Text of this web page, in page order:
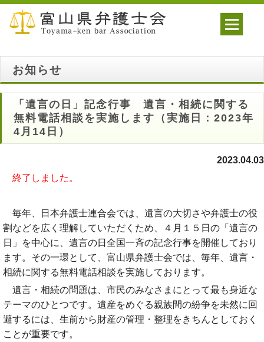
お知らせ
「遺言の日」記念行事 遺言・相続に関する
無料電話相談を実施します（実施日：2023年
4月14日）
2023.04.03
終了しました。
毎年、日本弁護士連合会では、遺言の大切さや弁護士の役
割などを広く理解していただくため、４月１５日の「遺言の
日」を中心に、遺言の日全国一斉の記念行事を開催しており
ます。その一環として、富山県弁護士会では、毎年、遺言・
相続に関する無料電話相談を実施しております。
遺言・相続の問題は、市民のみなさまにとって最も身近な
テーマのひとつです。遺産をめぐる親族間の紛争を未然に回
避するには、生前から財産の管理・整理をきちんとしておく
ことが重要です。